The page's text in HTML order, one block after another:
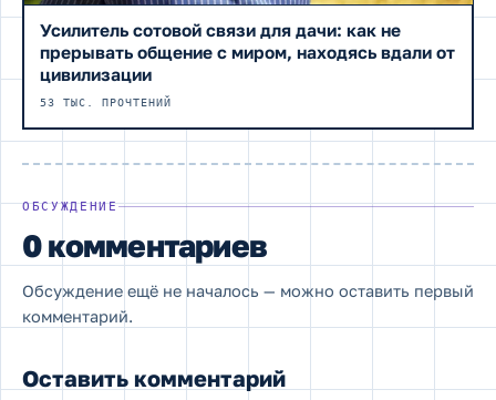
Усилитель сотовой связи для дачи: как не
прерывать общение с миром, находясь вдали от
цивилизации
53 ТЫС. ПРОЧТЕНИЙ
ОБСУЖДЕНИЕ
0 комментариев
Обсуждение ещё не началось — можно оставить первый
комментарий.
Оставить комментарий